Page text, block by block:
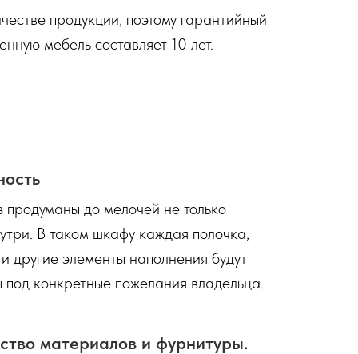
продукции, поэтому гарантийный
мебель составляет 10 лет.
до мелочей не только
В таком шкафу каждая полочка,
другие элементы наполнения будут
конкретные пожелания владельца.
материалов и фурнитуры.